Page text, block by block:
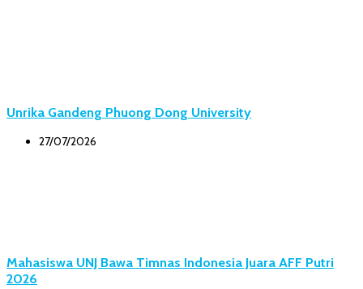
Unrika Gandeng Phuong Dong University
27/07/2026
Mahasiswa UNJ Bawa Timnas Indonesia Juara AFF Putri
2026